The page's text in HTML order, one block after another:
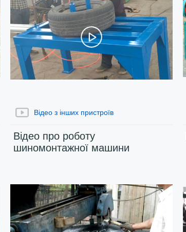
Відео з інших пристроїв
Відео про роботу
шиномонтажної машини